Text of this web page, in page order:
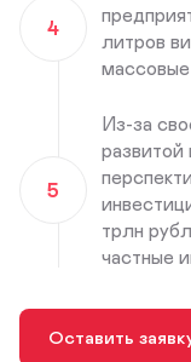
4
литров
5
Из-за
трлн
частные
Оставить